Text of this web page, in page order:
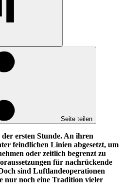
Seite teilen
ersten Stunde. An ihren
feindlichen Linien abgesetzt, um
oder zeitlich begrenzt zu
für nachrückende
sind Luftlandeoperationen
nur noch eine Tradition vieler